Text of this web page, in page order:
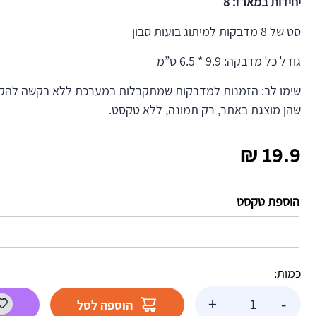
סט של 8 מדבקות למיתוג בועות סבון
גודל כל מדבקה: 9.9 * 6.5 ס”מ
שימו לב: הזמנות למדבקות שמתקבלות במערכת ללא בקשה
שהן מוצגת באתר, רק תמונה, ללא טקסט.
19.9
₪
הוספת טקסט
כמות:
-
של
+ הוספה לסל